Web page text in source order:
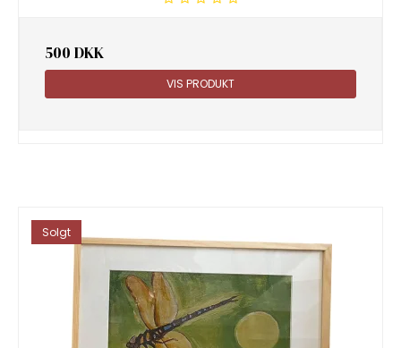
500 DKK
VIS PRODUKT
Solgt